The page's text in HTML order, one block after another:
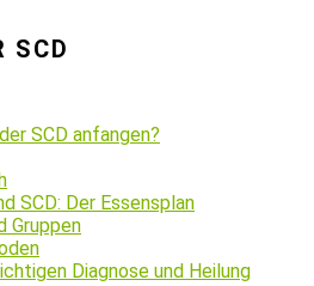
SCD
SCD anfangen?
SCD: Der Essensplan
Gruppen
Diagnose und Heilung